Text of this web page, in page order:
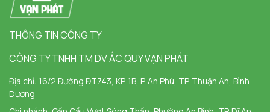
THÔNG TIN CÔNG TY
CÔNG TY TNHH TM DV ẮC QUY VẠN PHÁT
Địa chỉ: 16/2 Đường ĐT743, KP. 1B, P. An Phú, TP. Thuận An, Bình
Dương